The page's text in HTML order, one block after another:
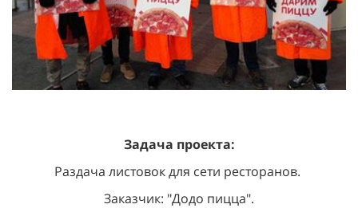
Задача проекта:
Раздача листовок для сети ресторанов.
Заказчик: "Додо пицца".